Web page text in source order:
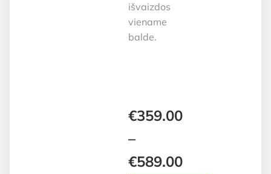
išvaizdos
viename
balde.
€359.00
–
€589.00